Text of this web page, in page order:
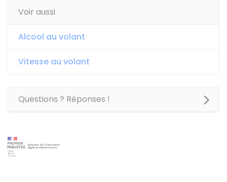
Voir aussi
Alcool au volant
Vitesse au volant
Questions ? Réponses !